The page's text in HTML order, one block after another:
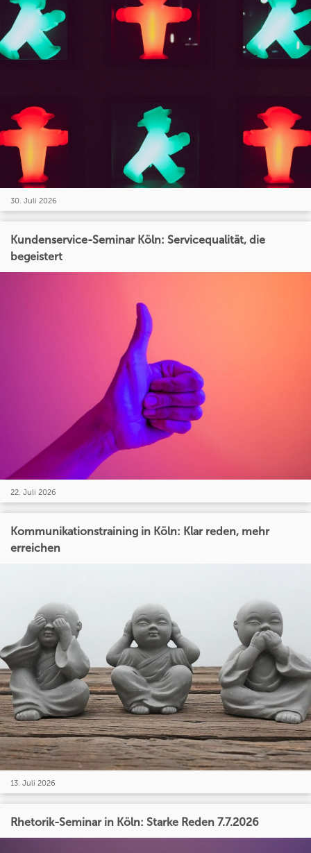
30. Juli 2026
Kundenservice-Seminar Köln: Servicequalität, die
begeistert
22. Juli 2026
Kommunikationstraining in Köln: Klar reden, mehr
erreichen
13. Juli 2026
Rhetorik-Seminar in Köln: Starke Reden 7.7.2026